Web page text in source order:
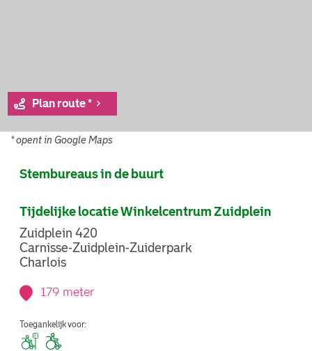
Plan route *
* opent in Google Maps
Stembureaus in de buurt
Tijdelijke locatie Winkelcentrum Zuidplein
Zuidplein 420
Carnisse-Zuidplein-Zuiderpark
Charlois
179 meter
Toegankelijk voor: